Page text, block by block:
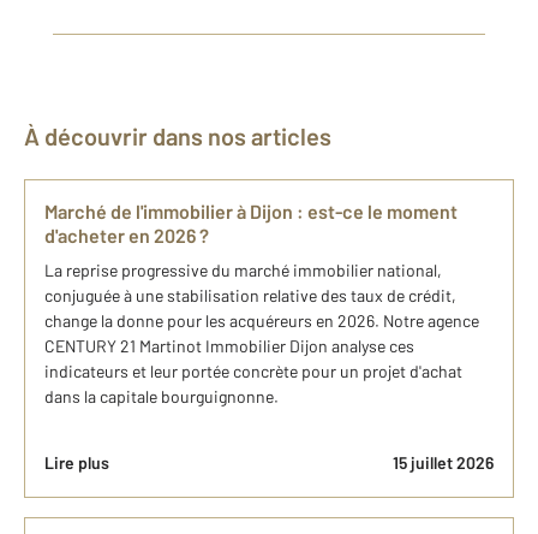
À découvrir dans nos articles
Marché de l'immobilier à Dijon : est-ce le moment
d'acheter en 2026 ?
La reprise progressive du marché immobilier national,
conjuguée à une stabilisation relative des taux de crédit,
change la donne pour les acquéreurs en 2026. Notre agence
CENTURY 21 Martinot Immobilier Dijon analyse ces
indicateurs et leur portée concrète pour un projet d'achat
dans la capitale bourguignonne.
Lire plus 15 juillet 2026